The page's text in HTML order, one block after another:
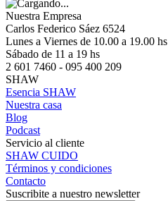
Nuestra Empresa
Carlos Federico Sáez 6524
Lunes a Viernes de 10.00 a 19.00 hs
Sábado de 11 a 19 hs
2 601 7460 - 095 400 209
SHAW
Esencia SHAW
Nuestra casa
Blog
Podcast
Servicio al cliente
SHAW CUIDO
Términos y condiciones
Contacto
Suscribite a nuestro newsletter